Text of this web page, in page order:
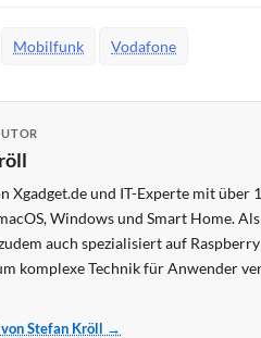
Mobilfunk Vodafone
Xgadget.de und IT-Experte mit über
Windows und Smart Home.
auch spezialisiert auf
komplexe Technik für Anwender
Stefan Kröll →